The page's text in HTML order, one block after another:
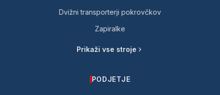
Dvižni transporterji pokrovčkov
Zapiralke
Prikaži vse stroje
PODJETJE